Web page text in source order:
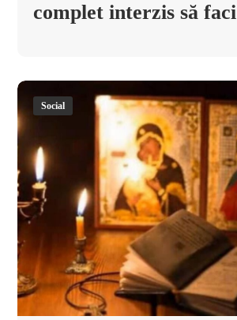
complet interzis să faci
Social